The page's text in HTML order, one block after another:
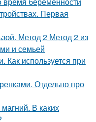
Первая
Метод 2 Метод 2 из
и семьей
используется при
Отдельно про
В каких